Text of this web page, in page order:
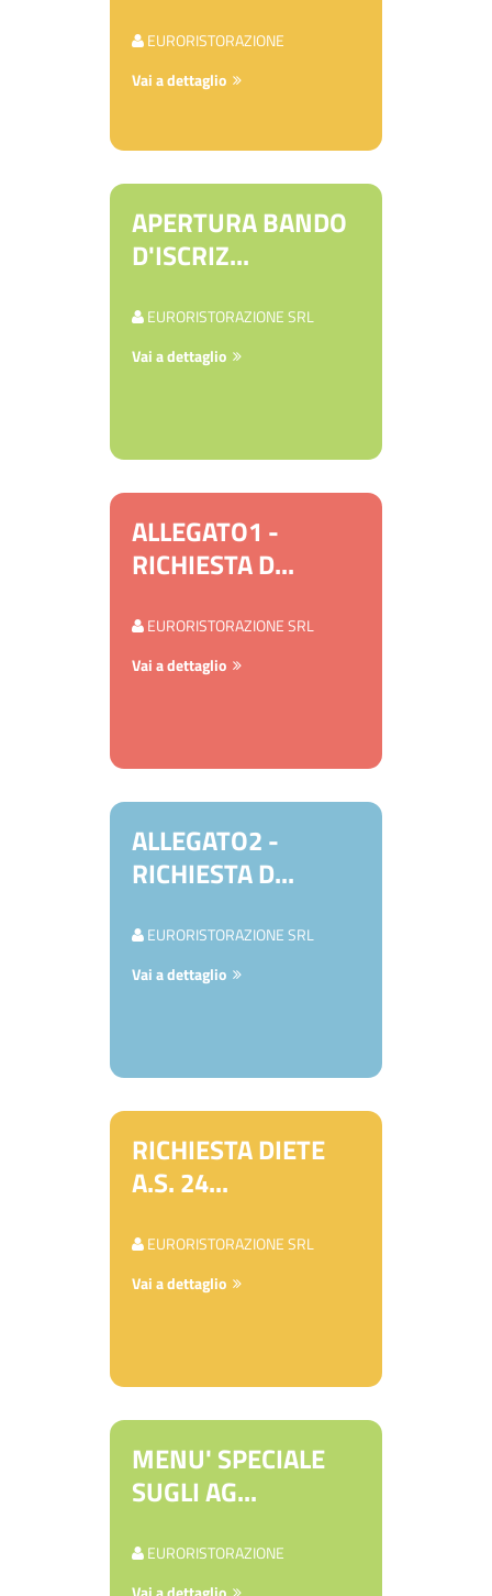
EURORISTORAZIONE
Vai a dettaglio
APERTURA BANDO
D'ISCRIZ...
EURORISTORAZIONE SRL
Vai a dettaglio
ALLEGATO1 -
RICHIESTA D...
EURORISTORAZIONE SRL
Vai a dettaglio
ALLEGATO2 -
RICHIESTA D...
EURORISTORAZIONE SRL
Vai a dettaglio
RICHIESTA DIETE
A.S. 24...
EURORISTORAZIONE SRL
Vai a dettaglio
MENU' SPECIALE
SUGLI AG...
EURORISTORAZIONE